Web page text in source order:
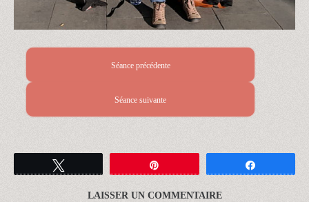
Séance précédente
Séance suivante
LAISSER UN COMMENTAIRE